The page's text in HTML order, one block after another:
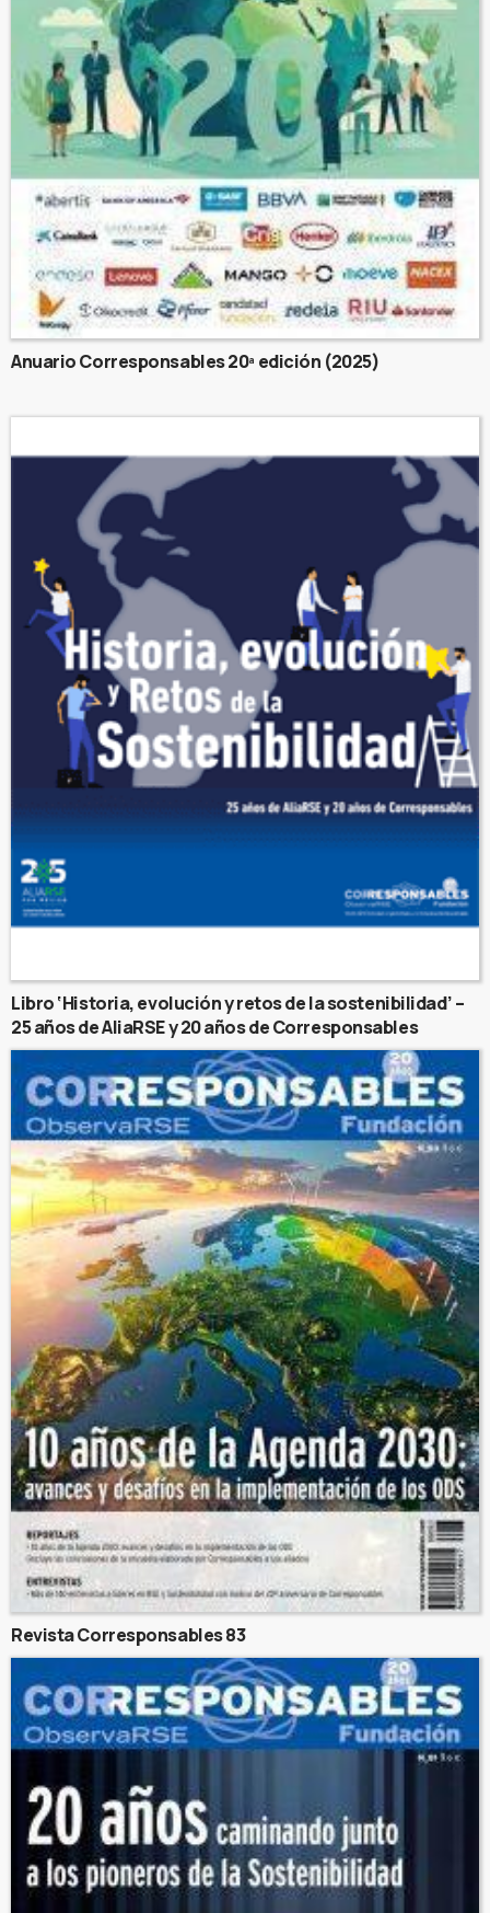
Anuario Corresponsables 20ª edición (2025)
Libro ‘Historia, evolución y retos de la sostenibilidad’ –
25 años de AliaRSE y 20 años de Corresponsables
Revista Corresponsables 83